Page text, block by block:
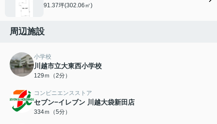
91.37坪(302.06㎡)
周辺施設
小学校
川越市立大東西小学校
129ｍ（2分）
コンビニエンスストア
セブン−イレブン 川越大袋新田店
334ｍ（5分）